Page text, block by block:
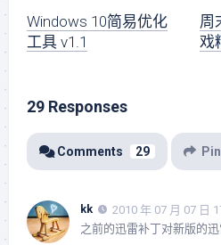
Windows 10简易优化
工具 v1.1
周
戏
29 Responses
Comments 29
kk
2010 年 07 月 07 日
之前的迅雷补丁对新版的